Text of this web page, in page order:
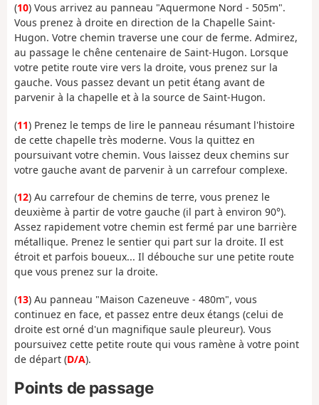
(10) Vous arrivez au panneau "Aquermone Nord - 505m".
Vous prenez à droite en direction de la Chapelle Saint-
Hugon. Votre chemin traverse une cour de ferme. Admirez,
au passage le chêne centenaire de Saint-Hugon. Lorsque
votre petite route vire vers la droite, vous prenez sur la
gauche. Vous passez devant un petit étang avant de
parvenir à la chapelle et à la source de Saint-Hugon.
(11) Prenez le temps de lire le panneau résumant l'histoire
de cette chapelle très moderne. Vous la quittez en
poursuivant votre chemin. Vous laissez deux chemins sur
votre gauche avant de parvenir à un carrefour complexe.
(12) Au carrefour de chemins de terre, vous prenez le
deuxième à partir de votre gauche (il part à environ 90°).
Assez rapidement votre chemin est fermé par une barrière
métallique. Prenez le sentier qui part sur la droite. Il est
étroit et parfois boueux... Il débouche sur une petite route
que vous prenez sur la droite.
(13) Au panneau "Maison Cazeneuve - 480m", vous
continuez en face, et passez entre deux étangs (celui de
droite est orné d'un magnifique saule pleureur). Vous
poursuivez cette petite route qui vous ramène à votre point
de départ (D/A).
Points de passage